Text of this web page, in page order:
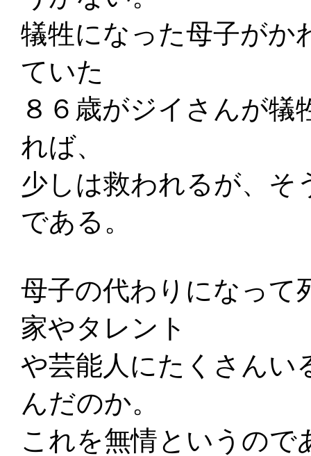
犠牲になった母子がか
ていた
８６歳がジイさんが
れば、
少しは救われるが、そ
である。
母子の代わりになって
家やタレント
や芸能人にたくさんい
んだのか。
これを無情というので